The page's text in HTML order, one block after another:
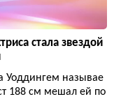
стала звездой
Уоддингем называе
188 см мешал ей по